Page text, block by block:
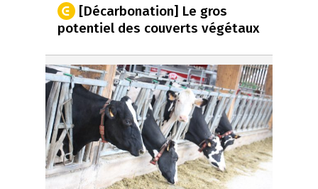
[Décarbonation] Le gros
potentiel des couverts végétaux